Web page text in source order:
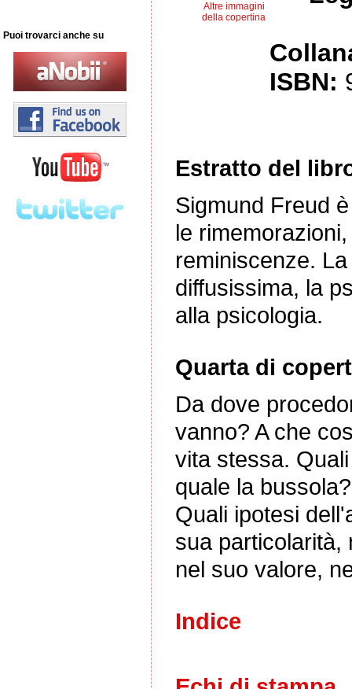
Puoi trovarci anche su
Altre immagini
della copertina
ISBN:
Estratto del
Sigmund Freud
le
reminiscenze.
diffusissima, la
alla psicologia.
Quarta di
Da dove
vanno? A che
vita stessa.
quale la
Quali ipotesi
sua particolarità,
nel suo valore,
Indice